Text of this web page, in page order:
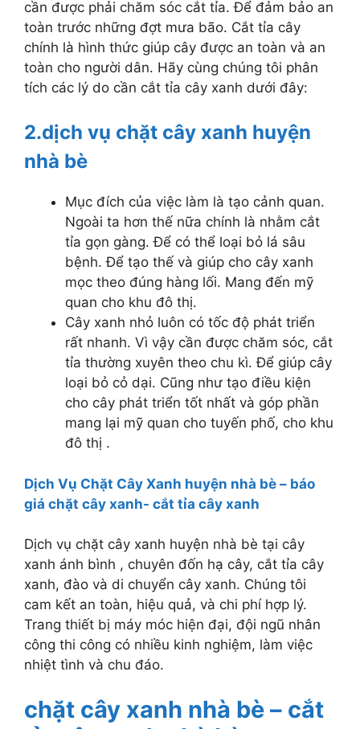
cần được phải chăm sóc cắt tỉa. Để đảm bảo an
toàn trước những đợt mưa bão. Cắt tỉa cây
chính là hình thức giúp cây được an toàn và an
toàn cho người dân. Hãy cùng chúng tôi phân
tích các lý do cần cắt tỉa cây xanh dưới đây:
2.dịch vụ chặt cây xanh huyện
nhà bè
Mục đích của việc làm là tạo cảnh quan.
Ngoài ta hơn thế nữa chính là nhằm cắt
tỉa gọn gàng. Để có thể loại bỏ lá sâu
bệnh. Để tạo thế và giúp cho cây xanh
mọc theo đúng hàng lối. Mang đến mỹ
quan cho khu đô thị.
Cây xanh nhỏ luôn có tốc độ phát triển
rất nhanh. Vì vậy cần được chăm sóc, cắt
tỉa thường xuyên theo chu kì. Để giúp cây
loại bỏ cỏ dại. Cũng như tạo điều kiện
cho cây phát triển tốt nhất và góp phần
mang lại mỹ quan cho tuyến phố, cho khu
đô thị .
Dịch Vụ Chặt Cây Xanh huyện nhà bè – báo
giá chặt cây xanh- cắt tỉa cây xanh
Dịch vụ chặt cây xanh huyện nhà bè tại cây
xanh ánh bình , chuyên đốn hạ cây, cắt tỉa cây
xanh, đào và di chuyển cây xanh. Chúng tôi
cam kết an toàn, hiệu quả, và chi phí hợp lý.
Trang thiết bị máy móc hiện đại, đội ngũ nhân
công thi công có nhiều kinh nghiệm, làm việc
nhiệt tình và chu đáo.
chặt cây xanh nhà bè – cắt